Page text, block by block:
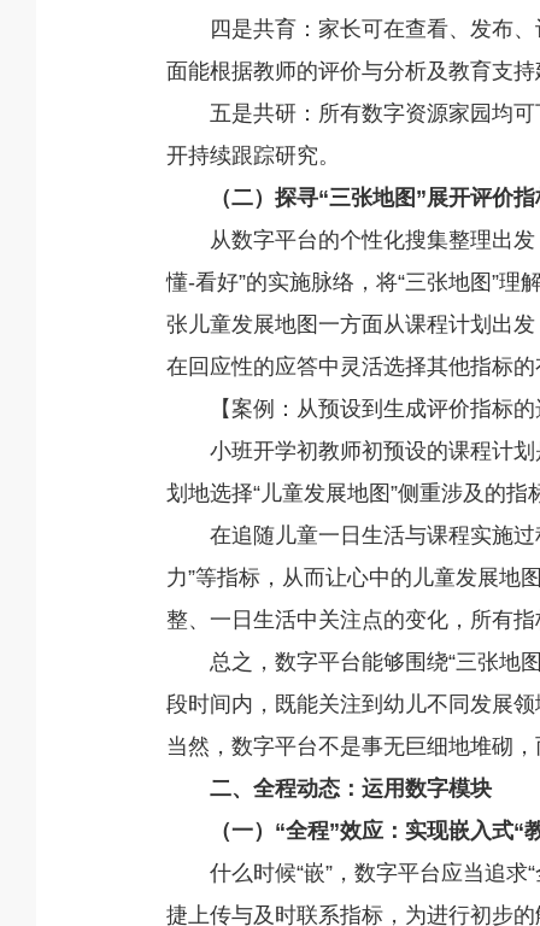
四是共育：家长可在查看、发布
面能根据教师的评价与分析及教育支
五是共研：所有数字资源家园均
开持续跟踪研究。
（二）探寻“三张地图”展开评价
从数字平台的个性化搜集整理出
懂-看好”的实施脉络，将“三张地图”理
张儿童发展地图一方面从课程计划出
在回应性的应答中灵活选择其他指标
【案例：从预设到生成评价指标
小班开学初教师初预设的课程计
划地选择“儿童发展地图”侧重涉及的指
在追随儿童一日生活与课程实施
力”等指标，从而让心中的儿童发展地
整、一日生活中关注点的变化，所有
总之，数字平台能够围绕“三张地
段时间内，既能关注到幼儿不同发展
当然，数字平台不是事无巨细地堆砌
二、全程动态：运用数字模块
（一）“全程”效应：实现嵌入式“
什么时候“嵌”，数字平台应当追
捷上传与及时联系指标，为进行初步